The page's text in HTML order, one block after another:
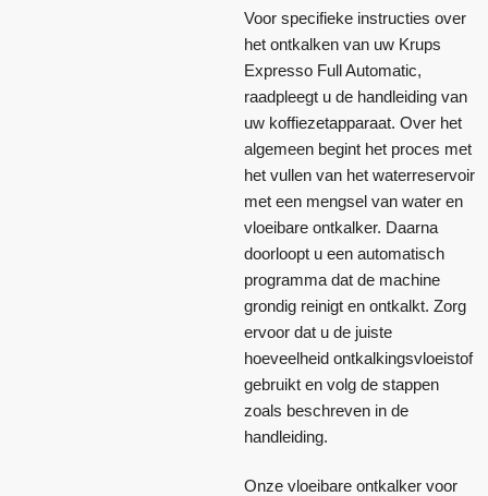
Voor specifieke instructies over
het ontkalken van uw Krups
Expresso Full Automatic,
raadpleegt u de handleiding van
uw koffiezetapparaat. Over het
algemeen begint het proces met
het vullen van het waterreservoir
met een mengsel van water en
vloeibare ontkalker. Daarna
doorloopt u een automatisch
programma dat de machine
grondig reinigt en ontkalkt. Zorg
ervoor dat u de juiste
hoeveelheid ontkalkingsvloeistof
gebruikt en volg de stappen
zoals beschreven in de
handleiding.
Onze vloeibare ontkalker voor